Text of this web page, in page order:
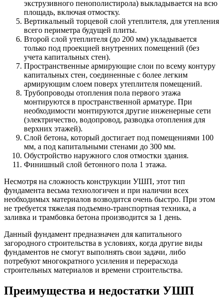
экструзивного пенополистирола) выкладывается на всю
площадь, включая отмостку.
Вертикальный торцевой слой утеплителя, для утепления
всего периметра будущей плиты.
Второй слой утеплителя (до 200 мм) укладывается
только под проекцией внутренних помещений (без
учета капитальных стен).
Пространственные армирующие слои по всему контуру
капитальных стен, соединенные с более легким
армирующим слоем поверх утеплителя помещений.
Трубопроводы отопления пола первого этажа
монтируются в пространственной арматуре. При
необходимости монтируются другие инженерные сети
(электричество, водопровод, разводка отопления для
верхних этажей).
Слой бетона, который достигает под помещениями 100
мм, а под капитальными стенами до 300 мм.
Обустройство наружного слоя отмостки здания.
Финишный слой бетонного пола 1 этажа.
Несмотря на сложность конструкции УШП, этот тип
фундамента весьма технологичен и при наличии всех
необходимых материалов возводится очень быстро. При этом
не требуется тяжелая подъемно-транспортная техника, а
заливка и трамбовка бетона производится за 1 день.
Данный фундамент предназначен для капитального
загородного строительства в условиях, когда другие виды
фундаментов не смогут выполнять свои задачи, либо
потребуют многократного усиления и перерасхода
строительных материалов и времени строительства.
Преимущества и недостатки УШП